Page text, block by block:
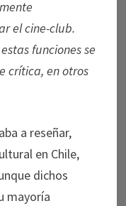
el cine-club.
funciones se
crítica, en otros
a reseñar,
en Chile,
dichos
mayoría